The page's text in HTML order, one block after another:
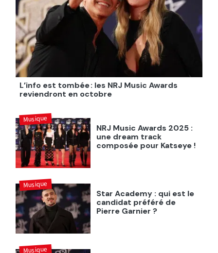
L’info est tombée : les NRJ Music Awards
reviendront en octobre
NRJ Music Awards 2025 :
une dream track
composée pour Katseye !
Musique
Star Academy : qui est le
candidat préféré de
Pierre Garnier ?
Musique
Musique